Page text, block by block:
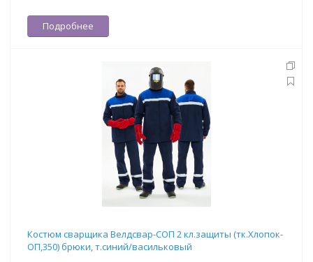
Подробнее
Костюм сварщика Велдсвар-СОП 2 кл.защиты (тк.Хлопок-
ОП,350) брюки, т.синий/васильковый